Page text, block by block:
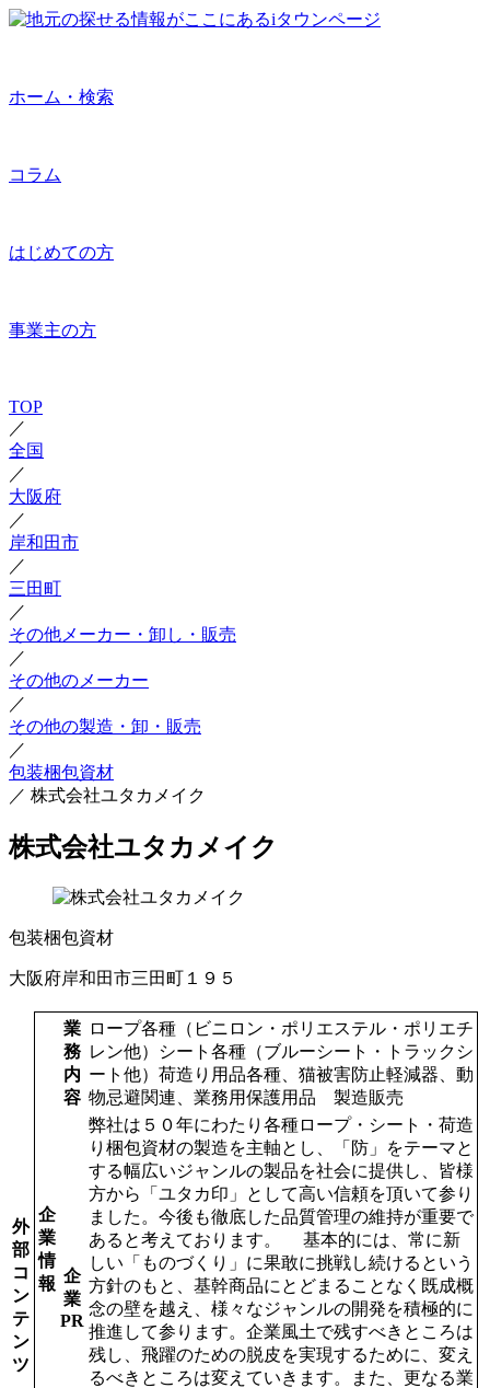
ホーム・検索
コラム
はじめての方
事業主の方
TOP
／
全国
／
大阪府
／
岸和田市
／
三田町
／
その他メーカー・卸し・販売
／
その他のメーカー
／
その他の製造・卸・販売
／
包装梱包資材
／ 株式会社ユタカメイク
株式会社ユタカメイク
包装梱包資材
大阪府岸和田市三田町１９５
外
部
コ
ン
テ
ン
ツ
企
業
情
報
業
務
内
容
ロープ各種（ビニロン・ポリエステル・ポリエチ
レン他）シート各種（ブルーシート・トラックシ
ート他）荷造り用品各種、猫被害防止軽減器、動
物忌避関連、業務用保護用品 製造販売
企
業
PR
弊社は５０年にわたり各種ロープ・シート・荷造
り梱包資材の製造を主軸とし、「防」をテーマと
する幅広いジャンルの製品を社会に提供し、皆様
方から「ユタカ印」として高い信頼を頂いて参り
ました。今後も徹底した品質管理の維持が重要で
あると考えております。 基本的には、常に新
しい「ものづくり」に果敢に挑戦し続けるという
方針のもと、基幹商品にとどまることなく既成概
念の壁を越え、様々なジャンルの開発を積極的に
推進して参ります。企業風土で残すべきところは
残し、飛躍のための脱皮を実現するために、変え
るべきところは変えていきます。また、更なる業